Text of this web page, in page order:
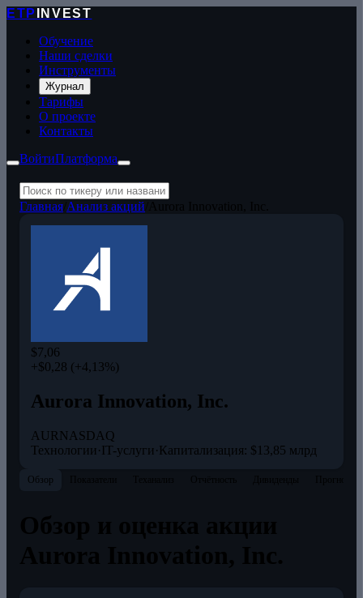
ETP
INVEST
Обучение
Наши сделки
Инструменты
Журнал
Тарифы
О проекте
Контакты
ВойтиПлатформа
Главная Анализ акций
$7,06
+$0,28 (+4,13%)
Aurora Innovation, Inc.
AURNASDAQ
Технологии· IT-услуги·Капитализация: $13,85 млрд
Обзор